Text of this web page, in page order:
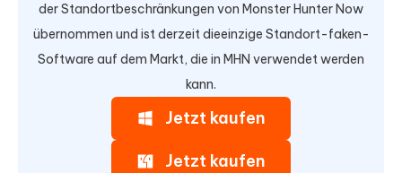
der Standortbeschränkungen von Monster Hunter Now
übernommen und ist derzeit dieeinzige Standort-faken-
Software auf dem Markt, die in MHN verwendet werden
kann.
Jetzt kaufen
Jetzt kaufen